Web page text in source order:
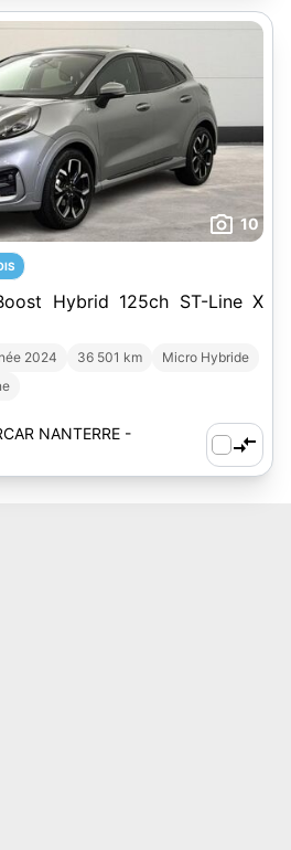
10
Hybrid 125ch ST-Line X
2024 36 501 km
Micro Hybride
NANTERRE -